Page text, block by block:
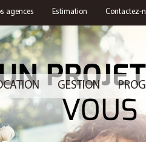
agences Estimation Contactez-
GESTION